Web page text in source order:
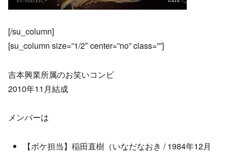
[/su_column]
[su_column size=”1/2″ center=”no” class=””]
吉本興業所属のお笑いコンビ
2010年11月結成
メンバーは
【ボケ担当】稲田直樹（いなだなおき / 1984年12月